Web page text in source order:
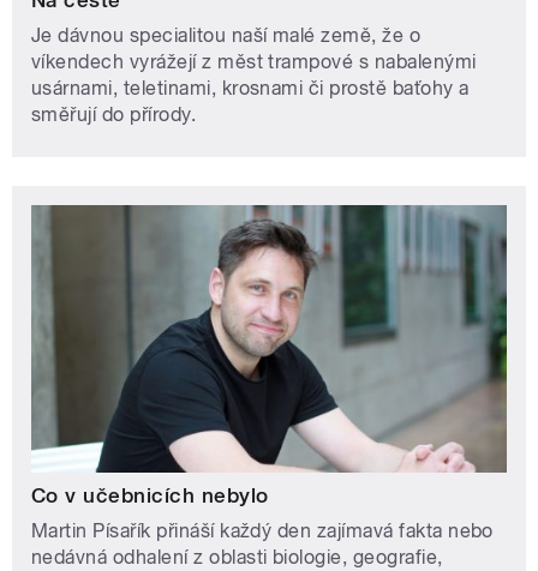
Je dávnou specialitou naší malé země, že o
víkendech vyrážejí z měst trampové s nabalenými
usárnami, teletinami, krosnami či prostě baťohy a
směřují do přírody.
Co v učebnicích nebylo
Martin Písařík přináší každý den zajímavá fakta nebo
nedávná odhalení z oblasti biologie, geografie,